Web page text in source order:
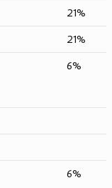
21%
21%
6%
6%